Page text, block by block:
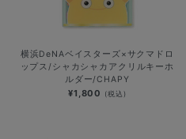
横浜DeNAベイスターズ×サクマドロ
ップス/シャカシャカアクリルキーホ
ルダー/CHAPY
¥1,800 (税込)